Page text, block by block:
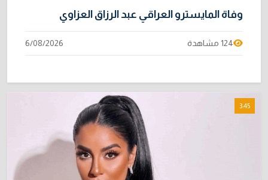
وفاة المايسترو العراقي عبد الرزاق العزاوي
124 مشاهدة 6/08/2026
3:45